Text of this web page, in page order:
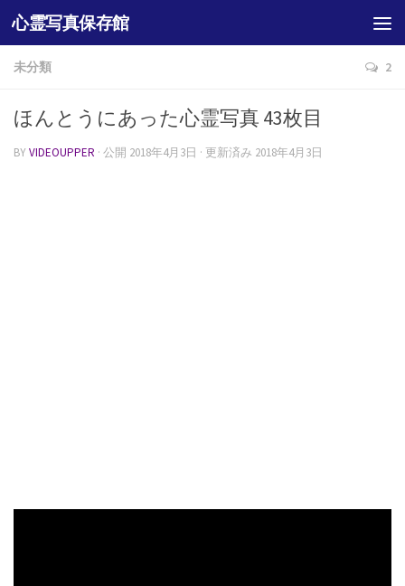
心霊写真保存館
未分類 2
ほんとうにあった心霊写真 43枚目
BYVIDEOUPPER · 公開 2018年4月3日 · 更新済み 2018年4月3日